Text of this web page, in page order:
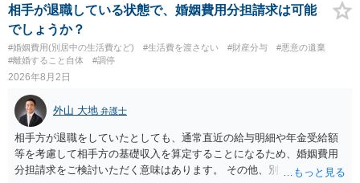
できるだけ保存しておくことをお勧めいたします。 他方、「夫に不貞
がある＝財産分与でも多くもらえる」「当然に親権を取得できる」と
いう関係にはありません。まず、財産分与は、基本的には夫婦が婚姻
中に形成した財産を清算する制度ですので、不貞行為の有無とは別
に、預貯金、不動産、保険、退職金等の資料を確保しておくことが重
「どのような形がお子様の利益になるか」という観点です。そのた
め、未就学のお子様について貴方が主として養育しているのであれ
ば、保育園等への送迎、食事・入浴・寝かしつけ等の日常的な育児、
通院や予防接種への対応、保育園との連絡、夫婦それぞれの勤務状
況、別居後にどのような養育環境を用意できるかといった、これまで
相手が退職している状態で、婚姻費用分担請求は可能
でしょうか？
#婚姻費用(別居中の生活費など) #生活費を渡さない #財産分与
#悪意の遺棄
#離婚すること自体
#調停
2026年8月2日
外山 大地 弁護士
相手方が退職をしていたとしても、通常直近の給与明細や年金受給額
等を考慮して相手方の基礎収入を算定することになるため、婚姻費用
分担請求をご検討いただく意味はあります。 その他、別居の経緯、質